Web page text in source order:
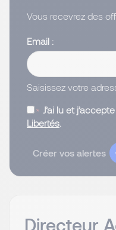
Vous recevrez des
Email
Saisissez votre
J’ai lu et
Libertés.
Créer vos alertes
Directeur